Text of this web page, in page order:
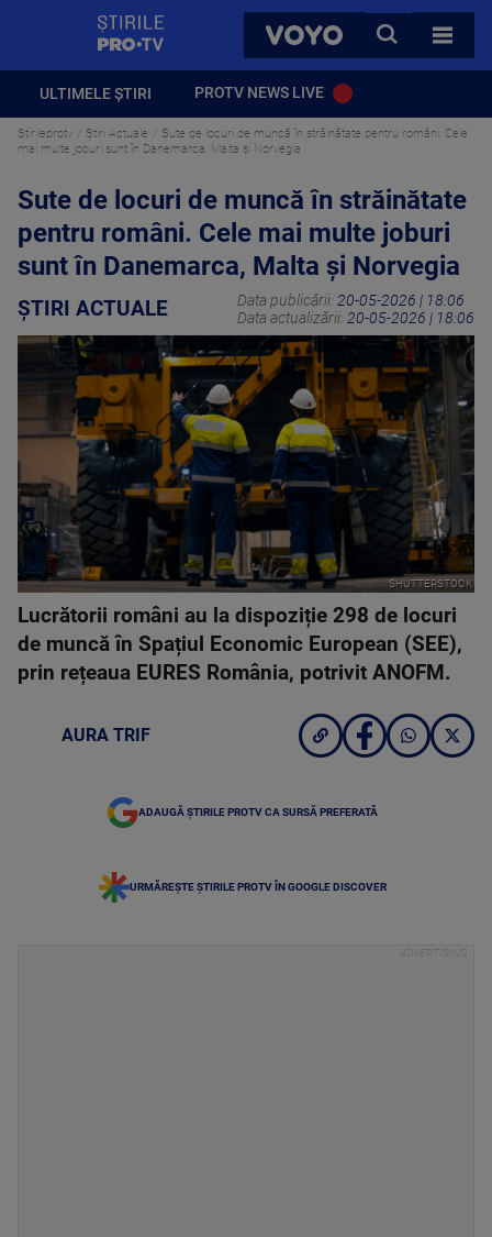
VOYO
CAUTA
TOATE
ULTIMELE ȘTIRI PROTV NEWS LIVE
Stirileprotv Știri Actuale
Sute de locuri de muncă în străinătate pentru români. Cele
mai multe joburi sunt în Danemarca, Malta și Norvegia
Sute de locuri de muncă în străinătate
pentru români. Cele mai multe joburi
sunt în Danemarca, Malta și Norvegia
ȘTIRI ACTUALE Data publicării: 20-05-2026 | 18:06
Data actualizării: 20-05-2026 | 18:06
SHUTTERSTOCK
Lucrătorii români au la dispoziție 298 de locuri
de muncă în Spațiul Economic European (SEE),
prin rețeaua EURES România, potrivit ANOFM.
AURA TRIF
ADAUGĂ ȘTIRILE PROTV CA SURSĂ PREFERATĂ
URMĂREȘTE ȘTIRILE PROTV ÎN GOOGLE DISCOVER